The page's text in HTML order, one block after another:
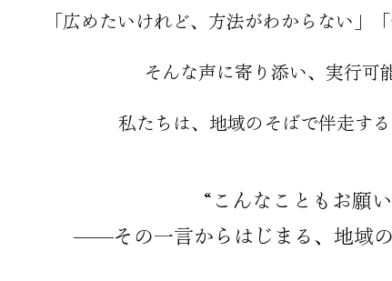
「広めたいけれど、方法がわからない」
そんな声に寄り添い、実行可
私たちは、地域のそばで伴走する
“こんなこともお願
——その一言からはじまる、地域の